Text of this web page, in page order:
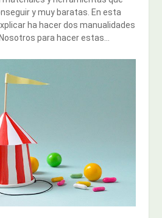
y muy baratas. En esta
ha hacer dos manualidades
para hacer estas...